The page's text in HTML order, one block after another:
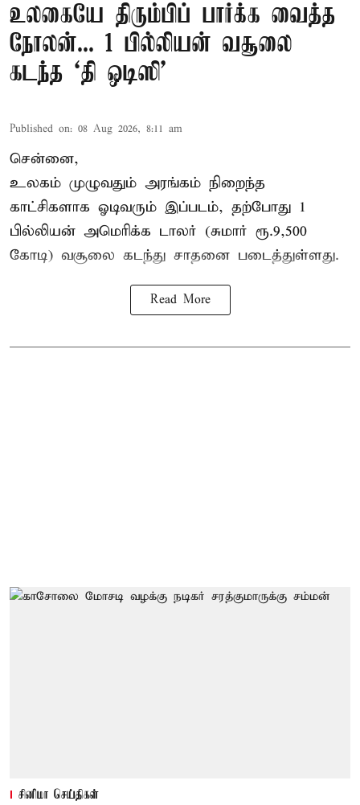
உலகையே திரும்பிப் பார்க்க வைத்த
நோலன்... 1 பில்லியன் வசூலை
கடந்த ‘தி ஒடிஸி’
Published on: 08 Aug 2026, 8:11 am
சென்னை,
உலகம் முழுவதும் அரங்கம் நிறைந்த
காட்சிகளாக ஓடிவரும் இப்படம், தற்போது 1
பில்லியன் அமெரிக்க டாலர் (சுமார் ரூ.9,500
கோடி) வசூலை கடந்து சாதனை படைத்துள்ளது.
Read More
சினிமா செய்திகள்